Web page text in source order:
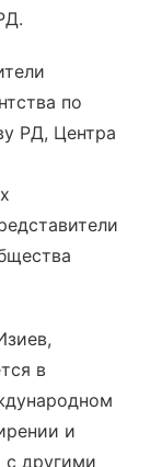
по
РД, Центра
в
и
с другими